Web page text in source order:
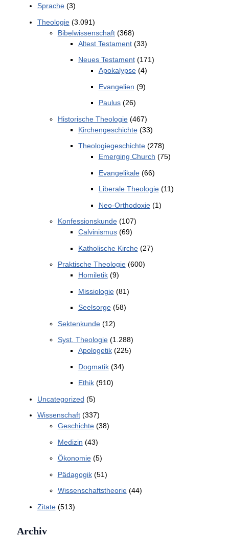
Sprache(3)
Theologie(3.091)
Bibelwissenschaft(368)
Altest Testament(33)
Neues Testament(171)
Apokalypse(4)
Evangelien (9)
Paulus(26)
Historische Theologie(467)
Kirchengeschichte(33)
Theologiegeschichte(278)
Emerging Church (75)
Evangelikale(66)
Liberale Theologie(11)
Neo-Orthodoxie(1)
Konfessionskunde(107)
Calvinismus(69)
Katholische Kirche(27)
Praktische Theologie(600)
Homiletik(9)
Missiologie(81)
Seelsorge(58)
Sektenkunde(12)
Syst. Theologie(1.288)
Apologetik(225)
Dogmatik(34)
Ethik(910)
Uncategorized (5)
Wissenschaft(337)
Geschichte(38)
Medizin (43)
Ökonomie(5)
Pädagogik(51)
Wissenschaftstheorie(44)
Zitate(513)
Archiv